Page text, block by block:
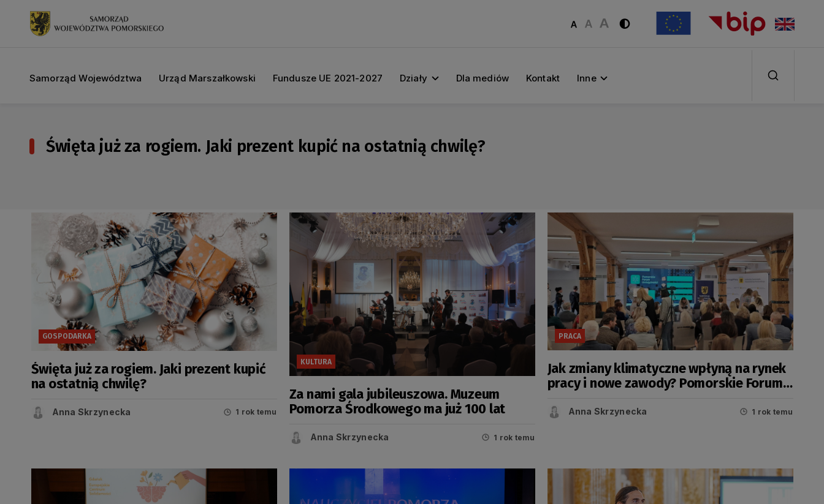
Samorząd Województwa Urząd Marszałkowski Fundusze UE 2021-2027 Działy Dla mediów Kontakt Inne
Święta już za rogiem. Jaki prezent kupić na ostatnią chwilę?
GOSPODARKA
Święta już za rogiem. Jaki prezent kupić
na ostatnią chwilę?
Anna Skrzynecka 1 rok temu
KULTURA
Za nami gala jubileuszowa. Muzeum
Pomorza Środkowego ma już 100 lat
Anna Skrzynecka 1 rok temu
PRACA
Jak zmiany klimatyczne wpłyną na rynek
pracy i nowe zawody? Pomorskie Forum
Anna Skrzynecka 1 rok temu